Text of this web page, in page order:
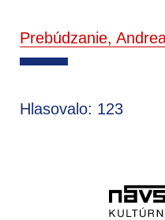
Prebúdzanie,
Hlasovalo: 123